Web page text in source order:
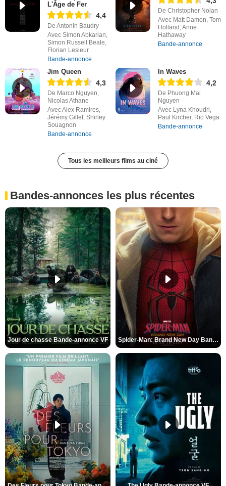
L'Âge de Fer
4,4
De Antonin Baudry
Avec Simon Abkarian,
Simon Russell Beale,
Florian Lesieur
Bande-annonce
De Christopher Nolan
Avec Matt Damon, Tom
Holland, Anne
Hathaway
Bande-annonce
Jim Queen
4,3
De Marco Nguyen,
Nicolas Athane
Avec Alex Ramires,
Jérémy Gillet, Shirley
Souagnon
Bande-annonce
In Waves
4,2
De Phuong Mai
Nguyen
Avec Lyna Khoudri,
Paul Kircher, Rio Vega
Bande-annonce
Tous les meilleurs films au ciné
Bandes-annonces les plus récentes
Jour de chasse Bande-annonce VF Spider-Man: Brand New Day Bande-annonce (3) VO STFR